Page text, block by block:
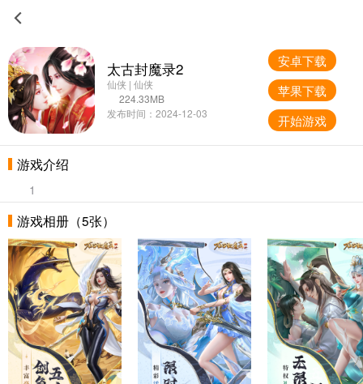
太古封魔录2
仙侠 | 仙侠
224.33MB
发布时间：2024-12-03
安卓下载
苹果下载
开始游戏
游戏介绍
1
游戏相册（5张）